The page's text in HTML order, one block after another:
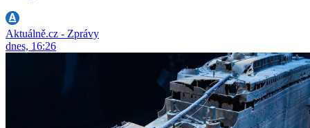
Aktuálně.cz - Zprávy
dnes, 16:26